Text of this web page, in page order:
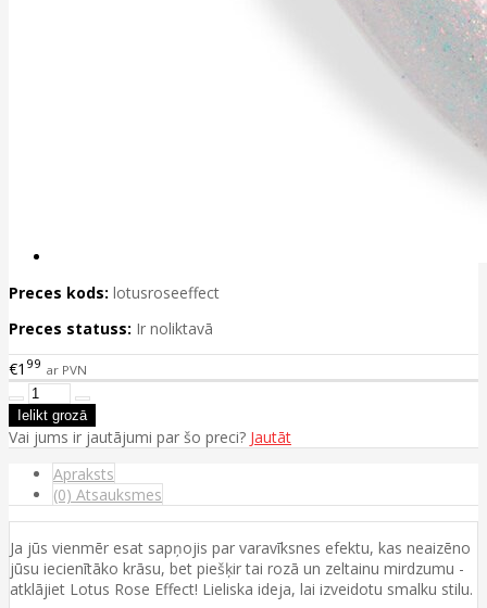
Preces kods: lotusroseeffect
Preces statuss: Ir noliktavā
€1 99 ar PVN
Vai jums ir jautājumi par šo preci? Jautāt
Apraksts
(0) Atsauksmes
Ja jūs vienmēr esat sapņojis par varavīksnes efektu, kas neaizēno
jūsu iecienītāko krāsu, bet piešķir tai rozā un zeltainu mirdzumu -
atklājiet Lotus Rose Effect! Lieliska ideja, lai izveidotu smalku stilu.